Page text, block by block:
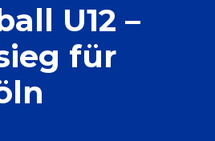
U12 –
für